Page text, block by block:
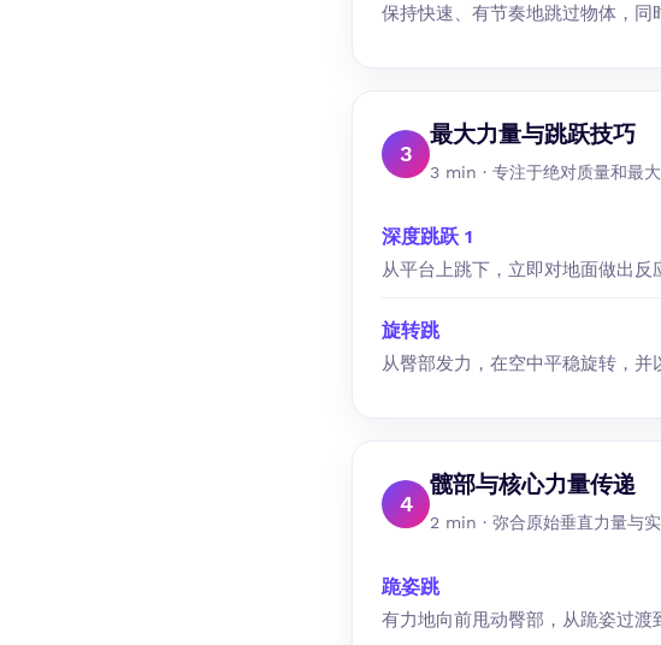
保持快速、有节奏地跳过物体，同
3
最大力量与跳跃技巧
3 min · 专注于绝对质量和最
深度跳跃 1
从平台上跳下，立即对地面做出反
旋转跳
从臀部发力，在空中平稳旋转，并
4
髋部与核心力量传递
2 min · 弥合原始垂直力量与
跪姿跳
有力地向前甩动臀部，从跪姿过渡